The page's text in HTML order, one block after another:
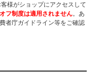
様がショップにアクセスして
フ制度は適用されません。あ
者庁ガイドライン等をご確認